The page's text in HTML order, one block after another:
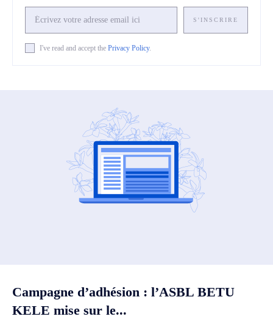
S'INSCRIRE
I've read and accept the Privacy Policy.
Campagne d’adhésion : l’ASBL BETU
KELE mise sur le...